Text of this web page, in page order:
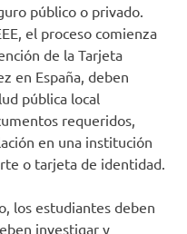
público o privado.
el proceso comienza
de la Tarjeta
en España, deben
pública local
requeridos,
en una institución
o tarjeta de identidad.
los estudiantes deben
investigar y